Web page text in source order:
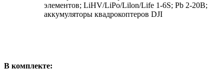
элементов; LiHV/LiPo/Lilon/Life 1-6S; Pb 2-20В;
аккумуляторы квадрокоптеров DJI
В комплекте: